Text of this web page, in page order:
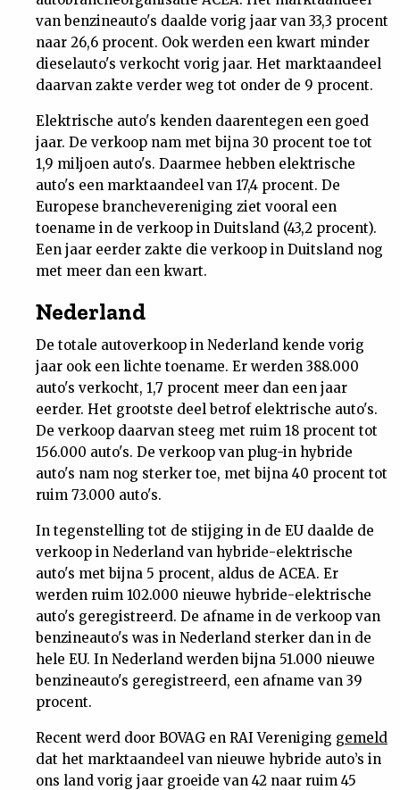
Podcast
Dossiers
Nieuwsbrief
Contact
van benzineauto's daalde vorig jaar van 33,3 procent
naar 26,6 procent. Ook werden een kwart minder
dieselauto's verkocht vorig jaar. Het marktaandeel
daarvan zakte verder weg tot onder de 9 procent.
Elektrische auto's kenden daarentegen een goed
jaar. De verkoop nam met bijna 30 procent toe tot
1,9 miljoen auto's. Daarmee hebben elektrische
auto's een marktaandeel van 17,4 procent. De
Europese branchevereniging ziet vooral een
toename in de verkoop in Duitsland (43,2 procent).
Een jaar eerder zakte die verkoop in Duitsland nog
met meer dan een kwart.
Nederland
De totale autoverkoop in Nederland kende vorig
jaar ook een lichte toename. Er werden 388.000
auto's verkocht, 1,7 procent meer dan een jaar
eerder. Het grootste deel betrof elektrische auto's.
De verkoop daarvan steeg met ruim 18 procent tot
156.000 auto's. De verkoop van plug-in hybride
auto's nam nog sterker toe, met bijna 40 procent tot
ruim 73.000 auto's.
In tegenstelling tot de stijging in de EU daalde de
verkoop in Nederland van hybride-elektrische
auto's met bijna 5 procent, aldus de ACEA. Er
werden ruim 102.000 nieuwe hybride-elektrische
auto's geregistreerd. De afname in de verkoop van
benzineauto's was in Nederland sterker dan in de
hele EU. In Nederland werden bijna 51.000 nieuwe
benzineauto's geregistreerd, een afname van 39
procent.
Recent werd door BOVAG en RAI Vereniging gemeld
dat het marktaandeel van nieuwe hybride auto’s in
ons land vorig jaar groeide van 42 naar ruim 45